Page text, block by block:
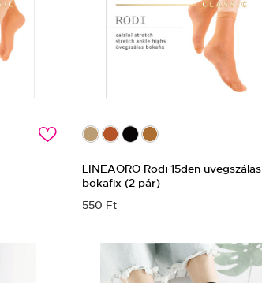
c
LINEAORO Rodi 15den üvegszálas
bokafix (2 pár)
550 Ft